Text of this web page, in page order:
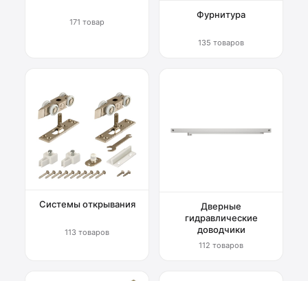
171 товар
Фурнитура
135 товаров
Системы открывания
113 товаров
Дверные
гидравлические
доводчики
112 товаров